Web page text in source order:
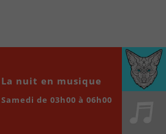
00:00
La nuit en musique
Samedi de 03h00 à 06h00